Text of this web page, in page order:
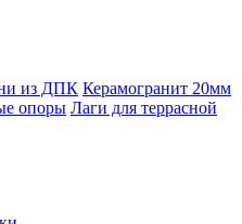
из ДПК Керамогранит 20мм
опоры Лаги для террасной